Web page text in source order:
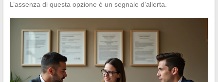
L’assenza di questa opzione è un segnale d’allerta.